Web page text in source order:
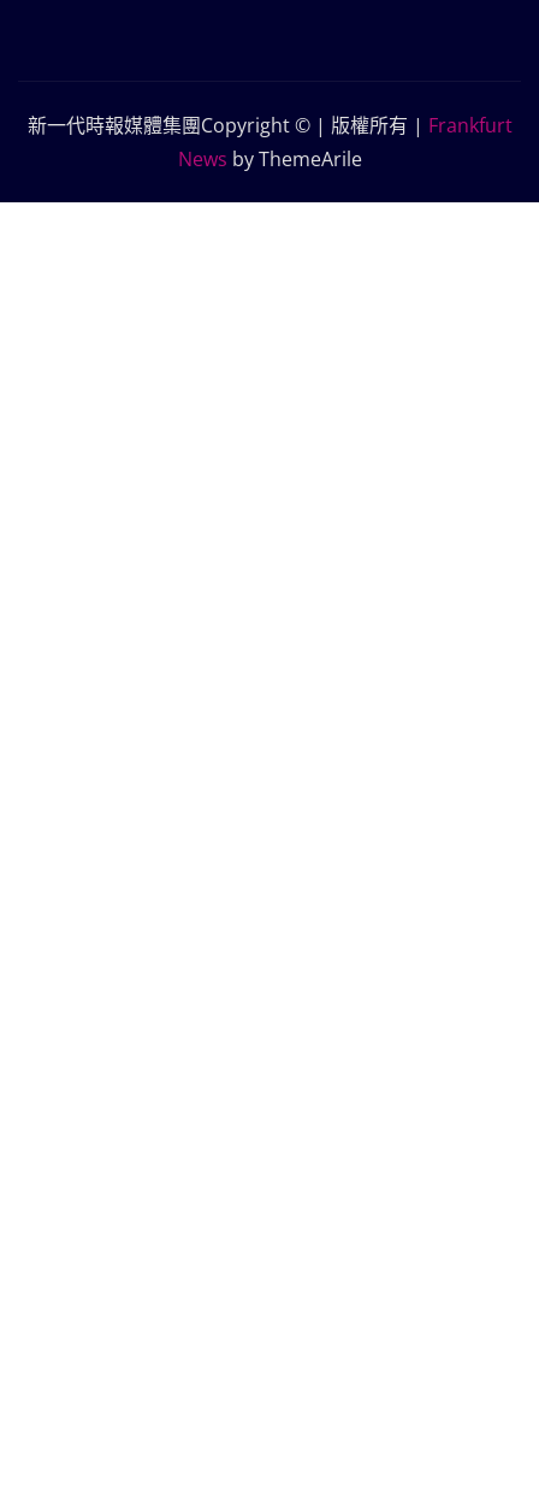
新一代時報媒體集團Copyright © | 版權所有 | Frankfurt
News by ThemeArile